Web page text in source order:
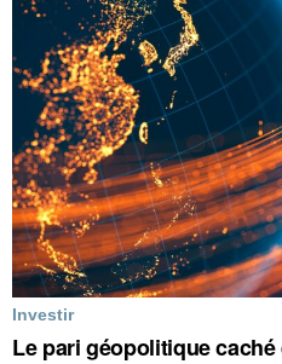
Investir
Le pari géopolitique